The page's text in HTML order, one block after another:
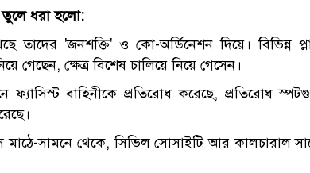
তুলে ধরা হলো:
তাদের 'জনশক্তি' ও কো-অর্ডিনেশন দিয়ে। বিভিন্ন
গেছেন, ক্ষেত্র বিশেষ চালিয়ে নিয়ে গেসেন।
ফ্যাসিস্ট বাহিনীকে প্রতিরোধ করেছে, প্রতিরোধ
মাঠে-সামনে থেকে, সিভিল সোসাইটি আর কালচারাল